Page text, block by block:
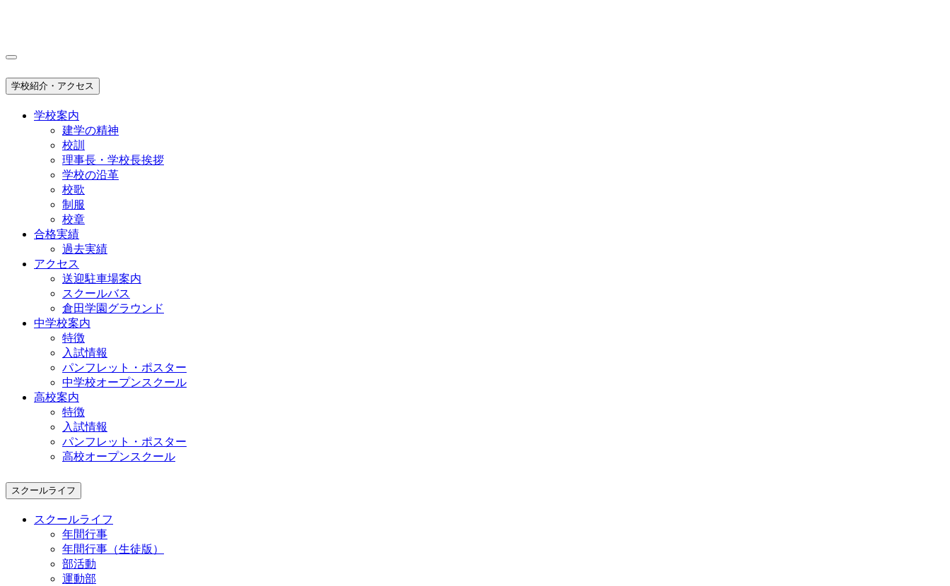
学校紹介・アクセス
学校案内
建学の精神
校訓
理事長・学校長挨拶
学校の沿革
校歌
制服
校章
合格実績
過去実績
アクセス
送迎駐車場案内
スクールバス
倉田学園グラウンド
中学校案内
特徴
入試情報
パンフレット・ポスター
中学校オープンスクール
高校案内
特徴
入試情報
パンフレット・ポスター
高校オープンスクール
スクールライフ
スクールライフ
年間行事
年間行事（生徒版）
部活動
運動部